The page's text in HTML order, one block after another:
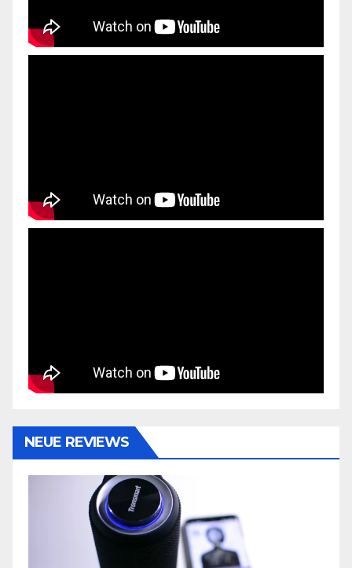
NEUE REVIEWS